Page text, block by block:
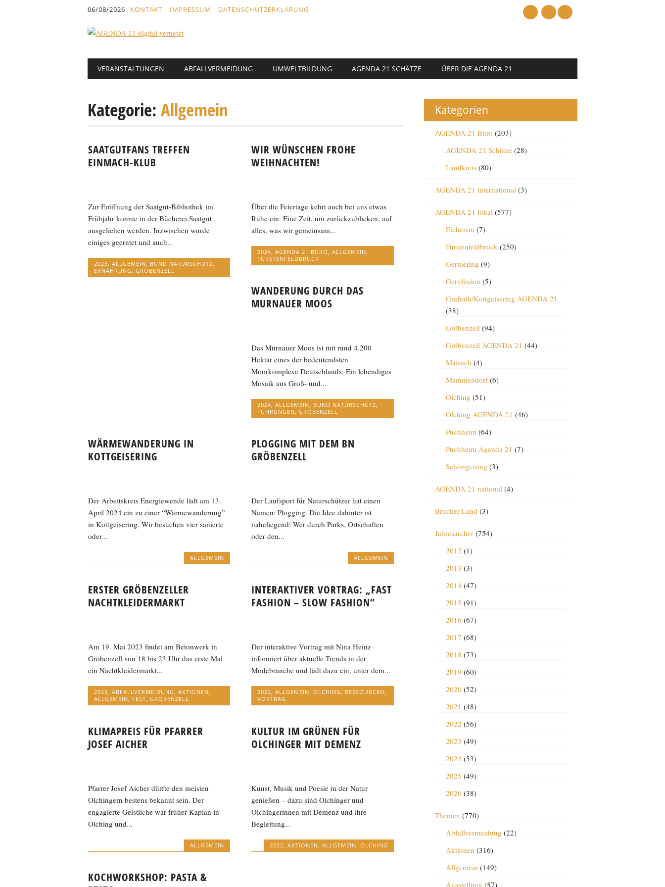
06/08/2026 KONTAKT IMPRESSUM DATENSCHUTZERKLÄRUNG
Hauptmenü
Abbrechen
VERANSTALTUNGEN ABFALLVERMEIDUNG UMWELTBILDUNG AGENDA 21 SCHÄTZE ÜBER DIE AGENDA 21
Kategorie: Allgemein
SAATGUTFANS TREFFEN
EINMACH-KLUB
Zur Eröffnung der Saatgut-Bibliothek im
Frühjahr konnte in der Bücherei Saatgut
ausgeliehen werden. Inzwischen wurde
einiges geerntet und auch...
2025 ALLGEMEIN BUND NATURSCHUTZ
ERNÄHRUNG GRÖBENZELL
WIR WÜNSCHEN FROHE
WEIHNACHTEN!
Über die Feiertage kehrt auch bei uns etwas
Ruhe ein. Eine Zeit, um zurückzublicken, auf
alles, was wir gemeinsam...
2024 ,AGENDA 21 BÜRO ,ALLGEMEIN
FÜRSTENFELDBRUCK
WANDERUNG DURCH DAS
MURNAUER MOOS
Das Murnauer Moos ist mit rund 4.200
Hektar eines der bedeutendsten
Moorkomplexe Deutschlands: Ein lebendiges
Mosaik aus Groß- und...
2024 ,ALLGEMEIN BUND NATURSCHUTZ
FÜHRUNGEN ,GRÖBENZELL
WÄRMEWANDERUNG IN
KOTTGEISERING
Der Arbeitskreis Energiewende lädt am 13.
April 2024 ein zu einer “Wärmewanderung”
in Kottgeisering. Wir besuchen vier sanierte
oder...
ALLGEMEIN
PLOGGING MIT DEM BN
GRÖBENZELL
Der Laufsport für Naturschützer hat einen
Namen: Plogging. Die Idee dahinter ist
naheliegend: Wer durch Parks, Ortschaften
oder den...
ALLGEMEIN
ERSTER GRÖBENZELLER
NACHTKLEIDERMARKT
Am 19. Mai 2023 findet am Betonwerk in
Gröbenzell von 18 bis 23 Uhr das erste Mal
ein Nachtkleidermarkt...
2023, ABFALLVERMEIDUNG, AKTIONEN,
ALLGEMEIN, FEST, GRÖBENZELL
INTERAKTIVER VORTRAG: „FAST
FASHION – SLOW FASHION“
Der interaktive Vortrag mit Nina Heinz
informiert über aktuelle Trends in der
Modebranche und lädt dazu ein, unter dem...
2022,ALLGEMEIN,OLCHING, RESSOURCEN,
VORTRAG
KLIMAPREIS FÜR PFARRER
JOSEF AICHER
Pfarrer Josef Aicher dürfte den meisten
Olchingern bestens bekannt sein. Der
engagierte Geistliche war früher Kaplan in
Olching und...
ALLGEMEIN
KULTUR IM GRÜNEN FÜR
OLCHINGER MIT DEMENZ
Kunst, Musik und Poesie in der Natur
genießen – dazu sind Olchinger und
Olchingerinnen mit Demenz und ihre
Begleitung...
2022 AKTIONEN ALLGEMEIN OLCHING
KOCHWORKSHOP: PASTA &
Kategorien
AGENDA 21 Büro (203)
AGENDA 21 Schätze(28)
Landkreis(80)
AGENDA 21 international(3)
AGENDA 21 lokal(577)
Eichenau (7)
Fürstenfeldbruck(250)
Germering (9)
Gernlinden (5)
Grafrath/Kottgeisering AGENDA 21
(38)
Gröbenzell(94)
Gröbenzell AGENDA 21 (44)
Maisach (4)
Mammendorf(6)
Olching (51)
Olching AGENDA 21 (46)
Puchheim(64)
Puchheim Agenda 21 (7)
Schöngeising (3)
AGENDA 21 national(4)
Brucker Land (3)
Jahresarchiv (754)
2012 (1)
2013 (3)
2014 (47)
2015 (91)
2016 (67)
2017 (68)
2018 (73)
2019 (60)
2020 (52)
2021 (48)
2022 (56)
2023 (49)
2024 (53)
2025 (49)
2026 (38)
Themen (770)
Abfallvermeidung (22)
Aktionen (316)
Allgemein (149)
Ausstellung (57)